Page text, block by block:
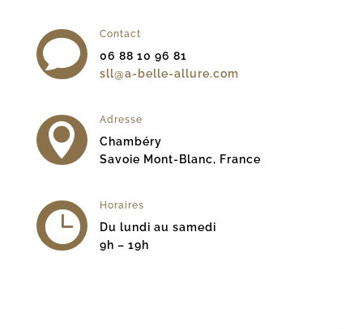

Contact
06 88 10 96 81
sll@a-belle-allure.com

Adresse
Chambéry
Savoie Mont-Blanc, France

Horaires
Du lundi au samedi
9h – 19h